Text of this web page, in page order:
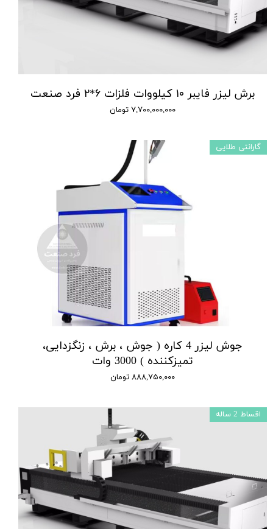
برش لیزر فایبر ۱۰ کیلووات فلزات ۶*۲ فرد صنعت
۷,۷۰۰,۰۰۰,۰۰۰ تومان
جوش لیزر 4 کاره ( جوش ، برش ، زنگزدایی،
تمیزکننده ) 3000 وات
۸۸۸,۷۵۰,۰۰۰ تومان
گارانتی طلایی
اقساط 2 ساله